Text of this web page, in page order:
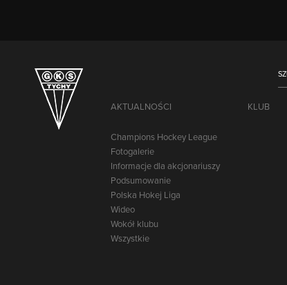
AKTUALNOŚCI
Champions Hockey League
Fotogalerie
Informacje dla akcjonariuszy
Podsumowanie
Polska Hokej Liga
Wideo
Wokół klubu
Wszystkie
KLUB